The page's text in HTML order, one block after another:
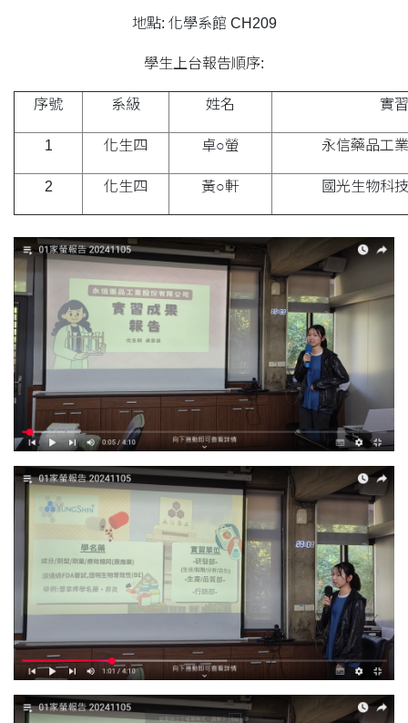
地點: 化學系館 CH209
學生上台報告順序:
序號 系級 姓名 實
1 化生四 卓○螢 永信藥品工
2 化生四 黃○軒 國光生物科